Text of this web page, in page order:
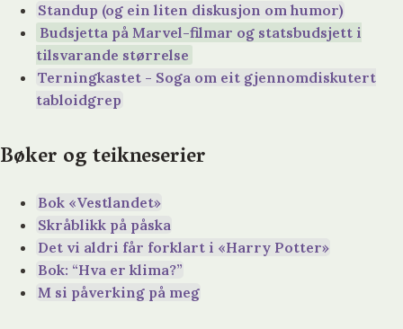
Standup (og ein liten diskusjon om humor)
Budsjetta på Marvel-filmar og statsbudsjett i
tilsvarande størrelse
Terningkastet - Soga om eit gjennomdiskutert
tabloidgrep
Bøker og teikneserier
Bok «Vestlandet»
Skråblikk på påska
Det vi aldri får forklart i «Harry Potter»
Bok: “Hva er klima?”
M si påverking på meg